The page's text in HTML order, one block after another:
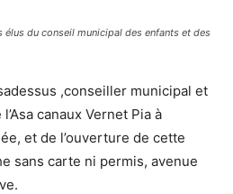
élus du conseil municipal des enfants et des
,conseiller municipal et
canaux Vernet Pia à
et de l’ouverture de cette
sans carte ni permis, avenue